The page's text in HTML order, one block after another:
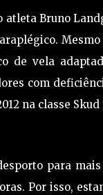
Bruno
de vela
com
na classe
para
Por isso,